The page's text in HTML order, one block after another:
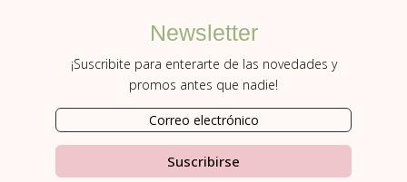
Newsletter
¡Suscribite para enterarte de las novedades y
promos antes que nadie!
Suscribirse